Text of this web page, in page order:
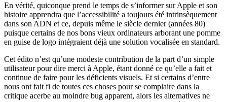
En vérité, quiconque prend le temps de s’informer sur Apple et son
histoire apprendra que l’accessibilité a toujours été intrinsèquement
dans son ADN et ce, depuis même le siècle dernier (années 80)
puisque certains de nos bons vieux ordinateurs arborant une pomme
en guise de logo intégraient déjà une solution vocalisée en standard.
Cet édito n’est qu’une modeste contribution de la part d’un simple
utilisateur pour dire merci à Apple, étant donné ce qu’elle a fait et
continue de faire pour les déficients visuels. Et si certains d’entre
nous ont fait fi de toutes ces choses pour se complaire dans la
critique acerbe au moindre bug apparent, alors les alternatives ne